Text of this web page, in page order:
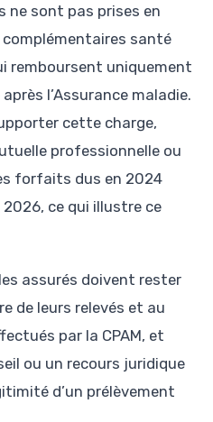
ne sont pas prises en
santé
remboursent uniquement
l’Assurance maladie.
cette charge,
professionnelle ou
forfaits dus en 2024
2026, ce qui illustre ce
assurés doivent rester
de leurs relevés et au
par la CPAM, et
ou un recours juridique
d’un prélèvement